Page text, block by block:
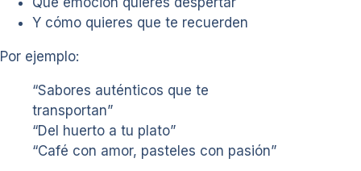
Y cómo quieres que te recuerden
Por ejemplo:
“Sabores auténticos que te
transportan”
“Del huerto a tu plato”
“Café con amor, pasteles con pasión”